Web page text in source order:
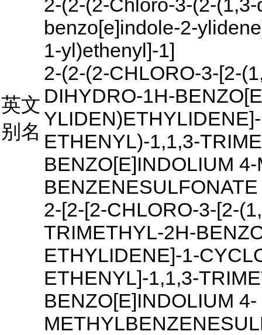
英文
别名
2-(2-(2-Chloro-3-(2-
benzo[e]indole-2-
1-yl)ethenyl]-1]
2-(2-(2-CHLORO-3-[2-
DIHYDRO-1H-
ETHENYL)-1,1,3-
BENZO[E]INDOLIUM
BENZENESULFONATE
2-[2-[2-CHLORO-3-[2-
TRIMETHYL-2H-
ETHYLIDENE]-1-
ETHENYL]-1,1,3-
BENZO[E]INDOLIUM 4-